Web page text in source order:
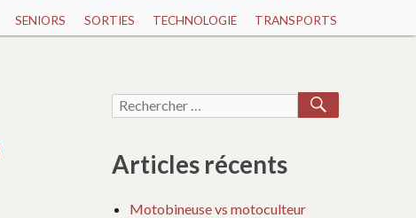
SENIORS SORTIES TECHNOLOGIE TRANSPORTS
Recherche
Articles récents
Motobineuse vs motoculteur